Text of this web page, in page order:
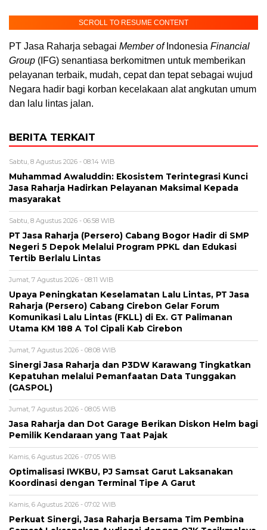
SCROLL TO RESUME CONTENT
PT Jasa Raharja sebagai Member of Indonesia Financial
Group (IFG) senantiasa berkomitmen untuk memberikan
pelayanan terbaik, mudah, cepat dan tepat sebagai wujud
Negara hadir bagi korban kecelakaan alat angkutan umum
dan lalu lintas jalan.
BERITA TERKAIT
Sabtu, 8 Agustus 2026 - 08:14 WIB
Muhammad Awaluddin: Ekosistem Terintegrasi Kunci
Jasa Raharja Hadirkan Pelayanan Maksimal Kepada
masyarakat
Sabtu, 8 Agustus 2026 - 06:58 WIB
PT Jasa Raharja (Persero) Cabang Bogor Hadir di SMP
Negeri 5 Depok Melalui Program PPKL dan Edukasi
Tertib Berlalu Lintas
Jumat, 7 Agustus 2026 - 08:11 WIB
Upaya Peningkatan Keselamatan Lalu Lintas, PT Jasa
Raharja (Persero) Cabang Cirebon Gelar Forum
Komunikasi Lalu Lintas (FKLL) di Ex. GT Palimanan
Utama KM 188 A Tol Cipali Kab Cirebon
Jumat, 7 Agustus 2026 - 08:08 WIB
Sinergi Jasa Raharja dan P3DW Karawang Tingkatkan
Kepatuhan melalui Pemanfaatan Data Tunggakan
(GASPOL)
Jumat, 7 Agustus 2026 - 08:05 WIB
Jasa Raharja dan Dot Garage Berikan Diskon Helm bagi
Pemilik Kendaraan yang Taat Pajak
Kamis, 6 Agustus 2026 - 07:05 WIB
Optimalisasi IWKBU, PJ Samsat Garut Laksanakan
Koordinasi dengan Terminal Tipe A Garut
Kamis, 6 Agustus 2026 - 07:02 WIB
Perkuat Sinergi, Jasa Raharja Bersama Tim Pembina